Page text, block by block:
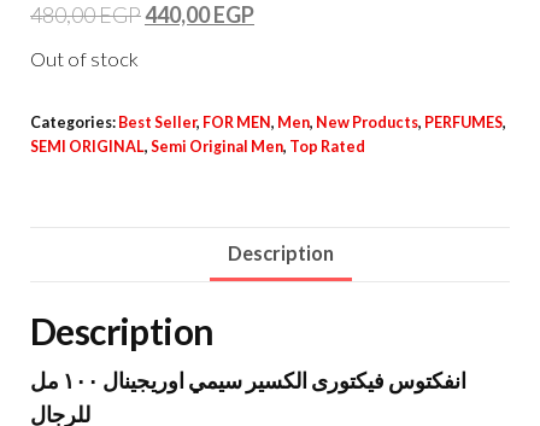
480,00EGP440,00EGP
Out of stock
Categories: Best Seller, FOR MEN, Men, New Products, PERFUMES,
SEMI ORIGINAL, Semi Original Men, Top Rated
Description
Description
انفكتوس فيكتورى الكسير سيمي اوريجينال ١٠٠ مل
للرجال